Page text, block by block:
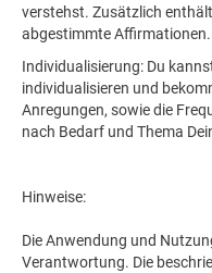
verstehst. Zusätzlich
abgestimmte Affirmationen.
Individualisierung: Du
individualisieren und
Anregungen, sowie die
nach Bedarf und Thema
Hinweise:
Die Anwendung und
Verantwortung. Die